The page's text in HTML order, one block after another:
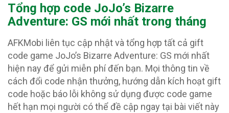
Tổng hợp code JoJo’s Bizarre
Adventure: GS mới nhất trong tháng
AFKMobi liên tục cập nhật và tổng hợp tất cả gift
code game JoJo’s Bizarre Adventure: GS mới nhất
hiện nay để gửi miễn phí đến bạn. Mọi thông tin về
cách đổi code nhận thưởng, hướng dẫn kích hoạt gift
code hoặc báo lỗi không sử dụng được code game
hết hạn mọi người có thể đề cập ngay tại bài viết này